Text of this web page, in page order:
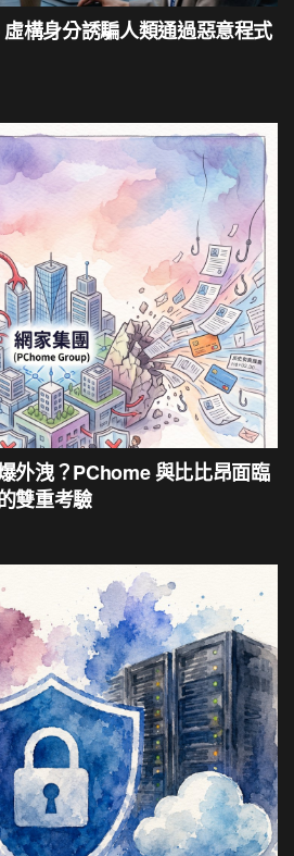
構身分誘騙人類通過惡意程式
外洩？PChome 與比比昂面臨
雙重考驗